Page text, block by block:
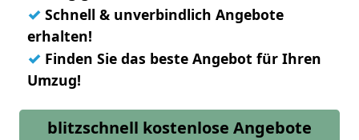
✓ Schnell & unverbindlich Angebote
erhalten!
✓ Finden Sie das beste Angebot für Ihren
Umzug!
blitzschnell kostenlose Angebote